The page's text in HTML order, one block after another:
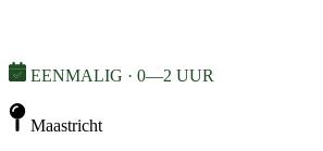
EENMALIG · 0—2 UUR
Maastricht